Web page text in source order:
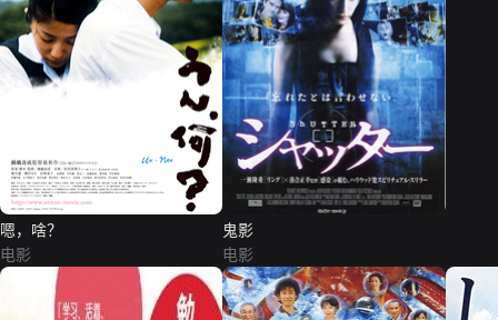
嗯，啥？
电影
鬼影
电影